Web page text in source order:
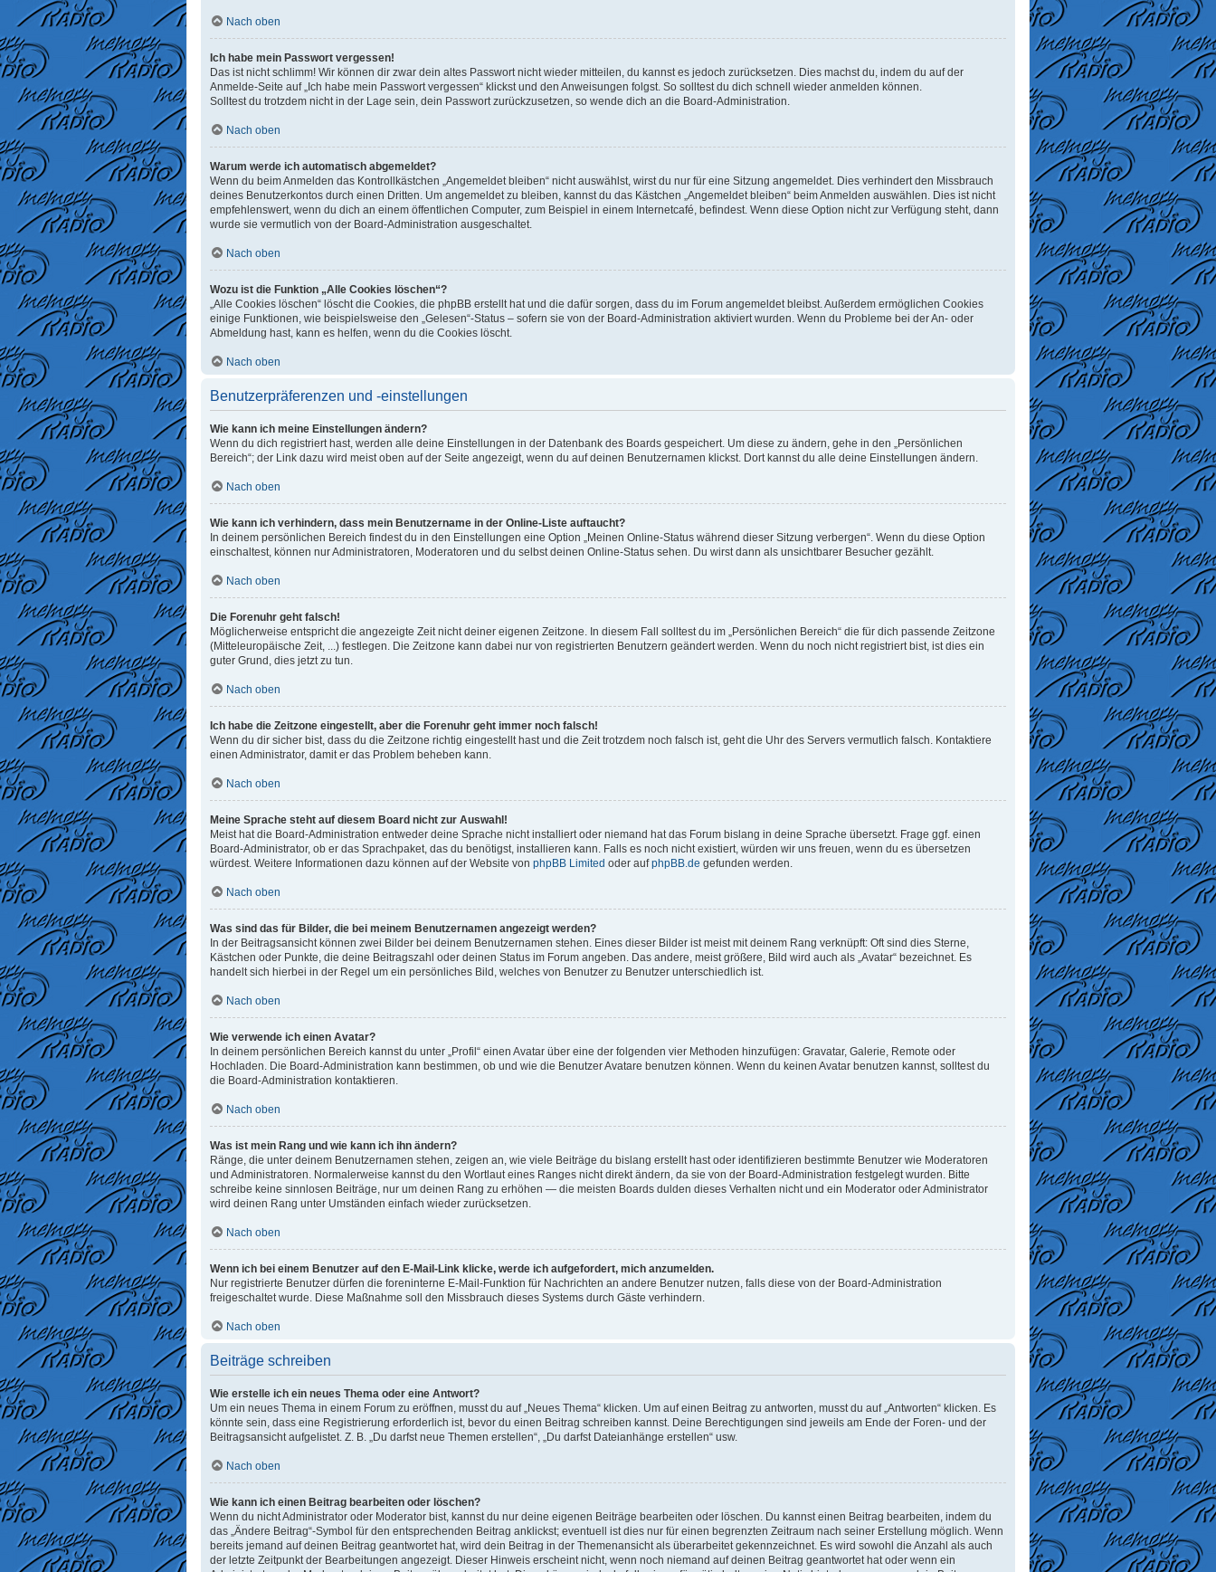
Nach oben
Ich habe mein Passwort vergessen!
Das ist nicht schlimm! Wir können dir zwar dein altes Passwort nicht wieder mitteilen, du kannst es jedoch zurücksetzen. Dies machst du, indem du auf der
Anmelde-Seite auf „Ich habe mein Passwort vergessen“ klickst und den Anweisungen folgst. So solltest du dich schnell wieder anmelden können.
Solltest du trotzdem nicht in der Lage sein, dein Passwort zurückzusetzen, so wende dich an die Board-Administration.
Nach oben
Warum werde ich automatisch abgemeldet?
Wenn du beim Anmelden das Kontrollkästchen „Angemeldet bleiben“ nicht auswählst, wirst du nur für eine Sitzung angemeldet. Dies verhindert den Missbrauch
deines Benutzerkontos durch einen Dritten. Um angemeldet zu bleiben, kannst du das Kästchen „Angemeldet bleiben“ beim Anmelden auswählen. Dies ist nicht
empfehlenswert, wenn du dich an einem öffentlichen Computer, zum Beispiel in einem Internetcafé, befindest. Wenn diese Option nicht zur Verfügung steht, dann
wurde sie vermutlich von der Board-Administration ausgeschaltet.
Nach oben
Wozu ist die Funktion „Alle Cookies löschen“?
„Alle Cookies löschen“ löscht die Cookies, die phpBB erstellt hat und die dafür sorgen, dass du im Forum angemeldet bleibst. Außerdem ermöglichen Cookies
einige Funktionen, wie beispielsweise den „Gelesen“-Status – sofern sie von der Board-Administration aktiviert wurden. Wenn du Probleme bei der An- oder
Abmeldung hast, kann es helfen, wenn du die Cookies löscht.
Nach oben
Benutzerpräferenzen und -einstellungen
Wie kann ich meine Einstellungen ändern?
Wenn du dich registriert hast, werden alle deine Einstellungen in der Datenbank des Boards gespeichert. Um diese zu ändern, gehe in den „Persönlichen
Bereich“; der Link dazu wird meist oben auf der Seite angezeigt, wenn du auf deinen Benutzernamen klickst. Dort kannst du alle deine Einstellungen ändern.
Nach oben
Wie kann ich verhindern, dass mein Benutzername in der Online-Liste auftaucht?
In deinem persönlichen Bereich findest du in den Einstellungen eine Option „Meinen Online-Status während dieser Sitzung verbergen“. Wenn du diese Option
einschaltest, können nur Administratoren, Moderatoren und du selbst deinen Online-Status sehen. Du wirst dann als unsichtbarer Besucher gezählt.
Nach oben
Die Forenuhr geht falsch!
Möglicherweise entspricht die angezeigte Zeit nicht deiner eigenen Zeitzone. In diesem Fall solltest du im „Persönlichen Bereich“ die für dich passende Zeitzone
(Mitteleuropäische Zeit, ...) festlegen. Die Zeitzone kann dabei nur von registrierten Benutzern geändert werden. Wenn du noch nicht registriert bist, ist dies ein
guter Grund, dies jetzt zu tun.
Nach oben
Ich habe die Zeitzone eingestellt, aber die Forenuhr geht immer noch falsch!
Wenn du dir sicher bist, dass du die Zeitzone richtig eingestellt hast und die Zeit trotzdem noch falsch ist, geht die Uhr des Servers vermutlich falsch. Kontaktiere
einen Administrator, damit er das Problem beheben kann.
Nach oben
Meine Sprache steht auf diesem Board nicht zur Auswahl!
Meist hat die Board-Administration entweder deine Sprache nicht installiert oder niemand hat das Forum bislang in deine Sprache übersetzt. Frage ggf. einen
Board-Administrator, ob er das Sprachpaket, das du benötigst, installieren kann. Falls es noch nicht existiert, würden wir uns freuen, wenn du es übersetzen
würdest. Weitere Informationen dazu können auf der Website von phpBB Limited oder aufphpBB.de gefunden werden.
Nach oben
Was sind das für Bilder, die bei meinem Benutzernamen angezeigt werden?
In der Beitragsansicht können zwei Bilder bei deinem Benutzernamen stehen. Eines dieser Bilder ist meist mit deinem Rang verknüpft: Oft sind dies Sterne,
Kästchen oder Punkte, die deine Beitragszahl oder deinen Status im Forum angeben. Das andere, meist größere, Bild wird auch als „Avatar“ bezeichnet. Es
handelt sich hierbei in der Regel um ein persönliches Bild, welches von Benutzer zu Benutzer unterschiedlich ist.
Nach oben
Wie verwende ich einen Avatar?
In deinem persönlichen Bereich kannst du unter „Profil“ einen Avatar über eine der folgenden vier Methoden hinzufügen: Gravatar, Galerie, Remote oder
Hochladen. Die Board-Administration kann bestimmen, ob und wie die Benutzer Avatare benutzen können. Wenn du keinen Avatar benutzen kannst, solltest du
die Board-Administration kontaktieren.
Nach oben
Was ist mein Rang und wie kann ich ihn ändern?
Ränge, die unter deinem Benutzernamen stehen, zeigen an, wie viele Beiträge du bislang erstellt hast oder identifizieren bestimmte Benutzer wie Moderatoren
und Administratoren. Normalerweise kannst du den Wortlaut eines Ranges nicht direkt ändern, da sie von der Board-Administration festgelegt wurden. Bitte
schreibe keine sinnlosen Beiträge, nur um deinen Rang zu erhöhen — die meisten Boards dulden dieses Verhalten nicht und ein Moderator oder Administrator
wird deinen Rang unter Umständen einfach wieder zurücksetzen.
Nach oben
Wenn ich bei einem Benutzer auf den E-Mail-Link klicke, werde ich aufgefordert, mich anzumelden.
Nur registrierte Benutzer dürfen die foreninterne E-Mail-Funktion für Nachrichten an andere Benutzer nutzen, falls diese von der Board-Administration
freigeschaltet wurde. Diese Maßnahme soll den Missbrauch dieses Systems durch Gäste verhindern.
Nach oben
Beiträge schreiben
Wie erstelle ich ein neues Thema oder eine Antwort?
Um ein neues Thema in einem Forum zu eröffnen, musst du auf „Neues Thema“ klicken. Um auf einen Beitrag zu antworten, musst du auf „Antworten“ klicken. Es
könnte sein, dass eine Registrierung erforderlich ist, bevor du einen Beitrag schreiben kannst. Deine Berechtigungen sind jeweils am Ende der Foren- und der
Beitragsansicht aufgelistet. Z. B. „Du darfst neue Themen erstellen“, „Du darfst Dateianhänge erstellen“ usw.
Nach oben
Wie kann ich einen Beitrag bearbeiten oder löschen?
Wenn du nicht Administrator oder Moderator bist, kannst du nur deine eigenen Beiträge bearbeiten oder löschen. Du kannst einen Beitrag bearbeiten, indem du
das „Ändere Beitrag“-Symbol für den entsprechenden Beitrag anklickst; eventuell ist dies nur für einen begrenzten Zeitraum nach seiner Erstellung möglich. Wenn
bereits jemand auf deinen Beitrag geantwortet hat, wird dein Beitrag in der Themenansicht als überarbeitet gekennzeichnet. Es wird sowohl die Anzahl als auch
der letzte Zeitpunkt der Bearbeitungen angezeigt. Dieser Hinweis erscheint nicht, wenn noch niemand auf deinen Beitrag geantwortet hat oder wenn ein